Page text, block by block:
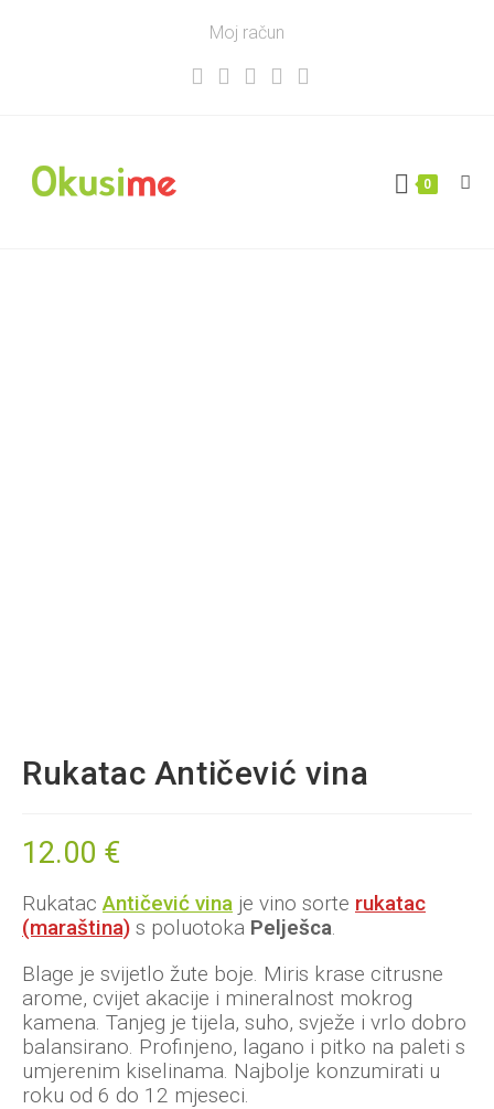
Moj račun
0
Rukatac Antičević vina
12.00 €
RukatacAntičević vina je vino sorte rukatac
(maraština) s poluotoka Pelješca.
Blage je svijetlo žute boje. Miris krase citrusne
arome, cvijet akacije i mineralnost mokrog
kamena. Tanjeg je tijela, suho, svježe i vrlo dobro
balansirano. Profinjeno, lagano i pitko na paleti s
umjerenim kiselinama. Najbolje konzumirati u
roku od 6 do 12 mjeseci.